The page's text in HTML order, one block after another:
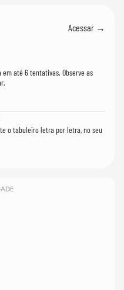
Acessar →
até 6 tentativas. Observe as
o tabuleiro letra por letra, no seu